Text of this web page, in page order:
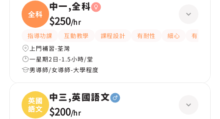
全科
中一,全科
$250/hr
指導功課 互動教學 課程設計 有耐性 細心
有愛心
上門補習-荃灣
一星期2日-1.5小時/堂
男導師/女導師-大學程度
英國
語文
中三,英國語文
$200/hr